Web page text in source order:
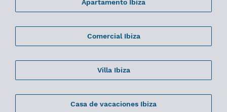
Apartamento Ibiza
Comercial Ibiza
Villa Ibiza
Casa de vacaciones Ibiza